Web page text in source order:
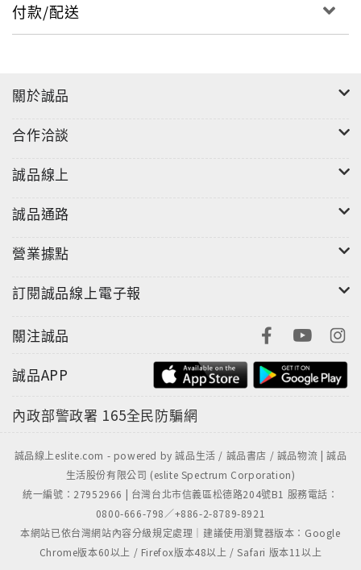
付款/配送
關於誠品
合作洽談
誠品線上
誠品通路
營業據點
訂閱誠品線上電子報
關注誠品
誠品APP
內政部警政署 165全民防騙網
誠品線上eslite.com - powered by 誠品生活 / 誠品書店 / 誠品物流 | 誠品
生活股份有限公司 (eslite Spectrum Corporation)
統一編號：27952966 | 台灣台北市信義區松德路204號B1 服務電話：
0800-666-798／+886-2-8789-8921
本網站已依台灣網站內容分級規定處理｜建議使用瀏覽器版本：Google
Chrome版本60以上 / Firefox版本48以上 / Safari 版本11以上